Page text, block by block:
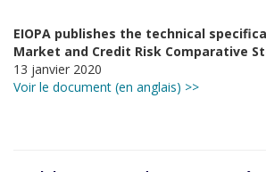
EIOPA publishes the technical
Market and Credit Risk Comparative
13 janvier 2020
Voir le document (en anglais) >>